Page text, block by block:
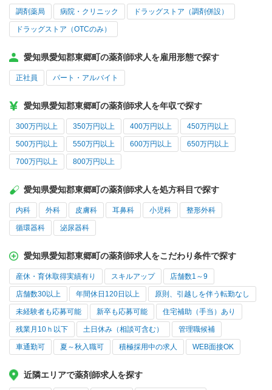
調剤薬局 病院・クリニック ドラッグストア（調剤併設）
ドラッグストア（OTCのみ）
愛知県愛知郡東郷町の薬剤師求人を雇用形態で探す
正社員 パート・アルバイト
愛知県愛知郡東郷町の薬剤師求人を年収で探す
300万円以上 350万円以上 400万円以上 450万円以上
500万円以上 550万円以上 600万円以上 650万円以上
700万円以上 800万円以上
愛知県愛知郡東郷町の薬剤師求人を処方科目で探す
内科 外科 皮膚科 耳鼻科 小児科 整形外科
循環器科 泌尿器科
愛知県愛知郡東郷町の薬剤師求人をこだわり条件で探す
産休・育休取得実績有り スキルアップ 店舗数1～9
店舗数30以上 年間休日120日以上 原則、引越しを伴う転勤なし
未経験者も応募可能 新卒も応募可能 住宅補助（手当）あり
残業月10ｈ以下 土日休み（相談可含む） 管理職候補
車通勤可 夏～秋入職可 積極採用中の求人 WEB面接OK
近隣エリアで薬剤師求人を探す